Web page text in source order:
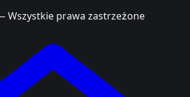
Wszystkie prawa zastrzeżone